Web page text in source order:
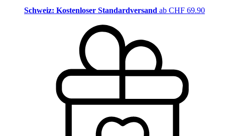
Schweiz: Kostenloser Standardversand ab CHF 69.90